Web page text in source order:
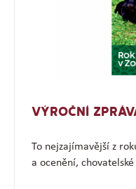
VÝROČNÍ
To nejzajímavější z
a ocenění,